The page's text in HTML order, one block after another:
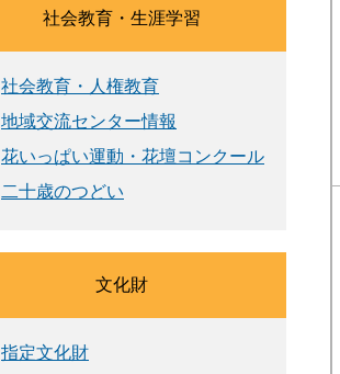
社会教育・生涯学習
社会教育・人権教育
地域交流センター情報
花いっぱい運動・花壇コンクール
二十歳のつどい
文化財
指定文化財